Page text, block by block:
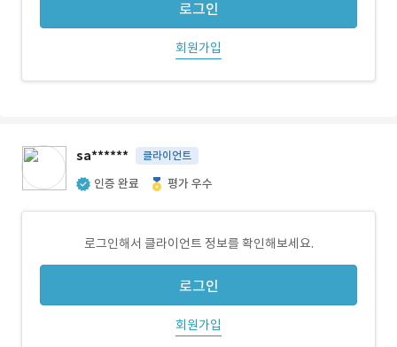
로그인
회원가입
sa****** 클라이언트
인증 완료 평가 우수
로그인해서 클라이언트 정보를 확인해보세요.
로그인
회원가입